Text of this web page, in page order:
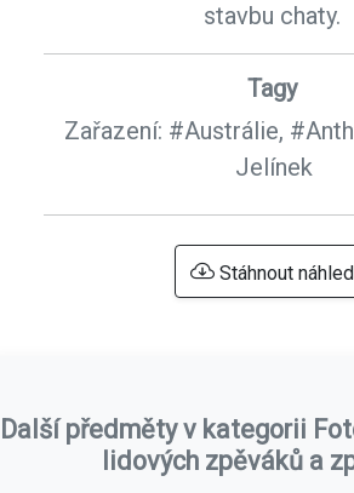
stavbu chaty.
Tagy
Zařazení: #Austrálie,
Jelínek
Stáhnout náhled
Další předměty v kategorii
lidových zpěváků a